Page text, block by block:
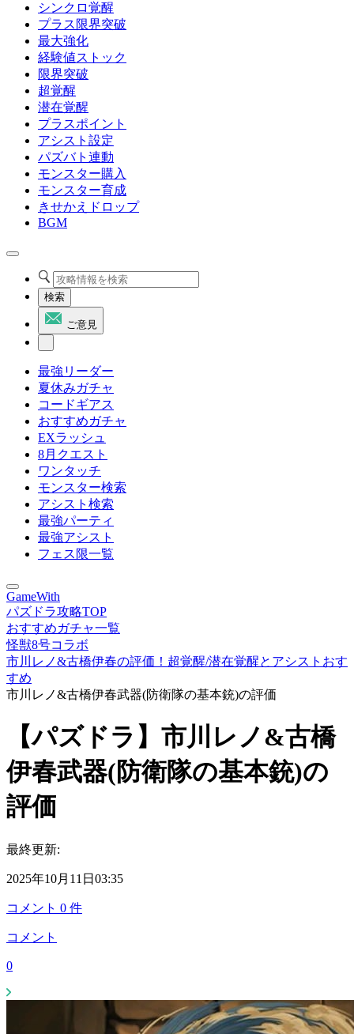
シンクロ覚醒
プラス限界突破
最大強化
経験値ストック
限界突破
超覚醒
潜在覚醒
プラスポイント
アシスト設定
パズバト連動
モンスター購入
モンスター育成
きせかえドロップ
BGM
検索
ご意見
最強リーダー
夏休みガチャ
コードギアス
おすすめガチャ
EXラッシュ
8月クエスト
ワンタッチ
モンスター検索
アシスト検索
最強パーティ
最強アシスト
フェス限一覧
GameWith
パズドラ攻略TOP
おすすめガチャ一覧
怪獣8号コラボ
市川レノ&古橋伊春の評価！超覚醒/潜在覚醒とアシストおす
すめ
市川レノ&古橋伊春武器(防衛隊の基本銃)の評価
【パズドラ】市川レノ&古橋
伊春武器(防衛隊の基本銃)の
評価
最終更新:
2025年10月11日03:35
コメント 0 件
コメント
0